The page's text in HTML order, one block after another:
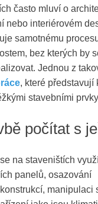
často mluví o
nebo interiérovém
samotnému
bez kterých by
Jednou z
, které představují
stavebními
počítat s
na staveništích
panelů, osazování
manipulaci